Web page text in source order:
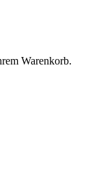
Warenkorb.